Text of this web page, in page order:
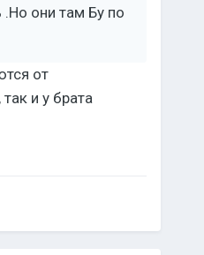
.Но они там Бу по
от
и у брата